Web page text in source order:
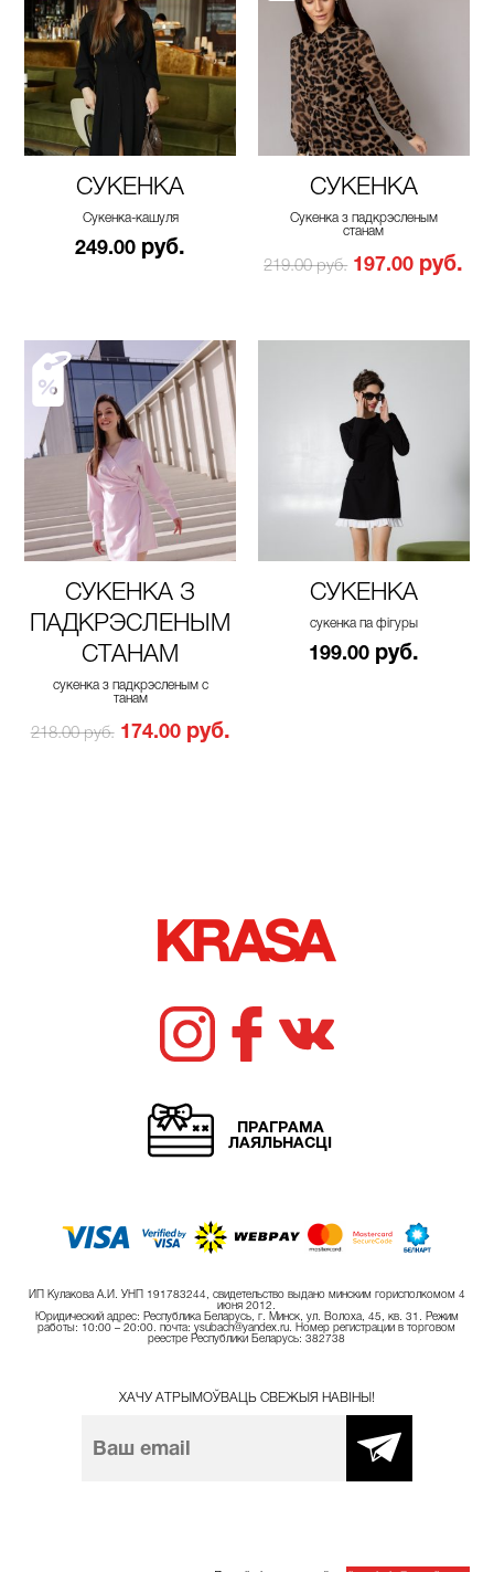
СУКЕНКА
Сукенка-кашуля
249.00 руб.
СУКЕНКА
Сукенка з падкрэсленым
станам
219.00 руб. 197.00 руб.
СУКЕНКА З
ПАДКРЭСЛЕНЫМ
СТАНАМ
сукенка з падкрэсленым с
танам
218.00 руб. 174.00 руб.
СУКЕНКА
сукенка па фігуры
199.00 руб.
ПРАГРАМА
ЛАЯЛЬНАСЦІ
ИП Кулакова А.И. УНП 191783244, свидетельство выдано минским горисполкомом 4
июня 2012.
Юридический адрес: Республика Беларусь, г. Минск, ул. Волоха, 45, кв. 31. Режим
работы: 10:00 – 20:00. почта: ysubach@yandex.ru. Номер регистрации в торговом
реестре Республики Беларусь: 382738
ХАЧУ АТРЫМОЎВАЦЬ СВЕЖЫЯ НАВІНЫ!